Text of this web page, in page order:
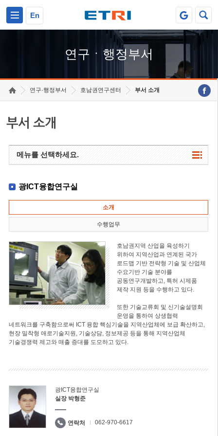
En
연구ㆍ행정부서
연구·행정부서 호남권연구센터 부서 소개
부서 소개
메뉴를 선택하세요.
광ICT융합연구실
소개
수행업무
호남권지역 산업을 육성하기
위하여 지역산업과 연계된 국가
로드맵 기반 전략형 기술 및 산업체
수요기반 기술 분야를
공동연구개발하고, 특허 시제품
제작 지원 등을 수행하고 있다.
또한 기술교류회 및 신기술설명회
운영을 통하여 상생협력
네트워크를 구축함으로써 ICT 융합 핵심기술을 지역산업체에 보급 확산하고,
현장 밀착형 애로기술지원, 기술상담, 정보제공 등을 통해 지역산업체
기술경쟁력 제고와 매출 증대를 도모하고 있다.
광ICT융합연구실
실장 박형준
연락처 062-970-6617